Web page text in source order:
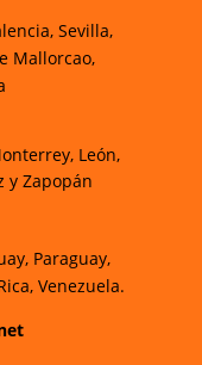
Sevilla,
Mallorcao,
León,
y Zapopán
Paraguay,
Venezuela.